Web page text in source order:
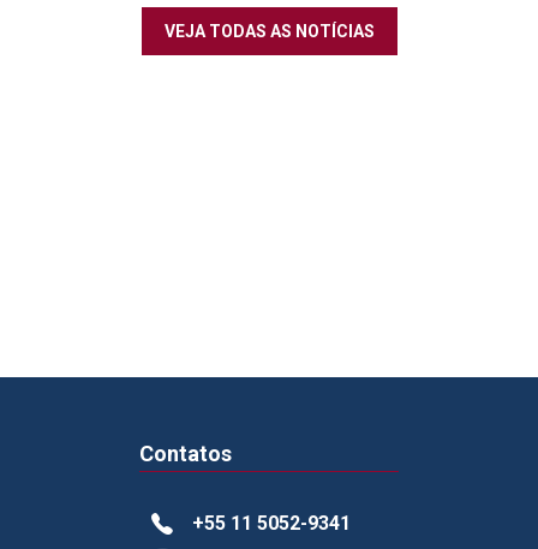
VEJA TODAS AS NOTÍCIAS
Contatos
+55 11 5052-9341